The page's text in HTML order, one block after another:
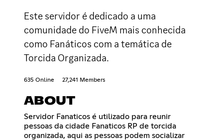
Este servidor é dedicado a uma
comunidade do FiveM mais conhecida
como Fanáticos com a temática de
Torcida Organizada.
635 Online 27,241 Members
ABOUT
Servidor Fanaticos é utilizado para reunir
pessoas da cidade Fanaticos RP de torcida
organizada, aqui as pessoas podem socializar